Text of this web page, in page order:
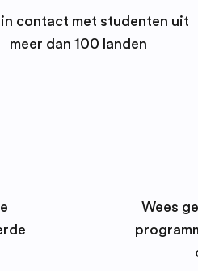
in contact met studenten uit
meer dan 100 landen
Wees